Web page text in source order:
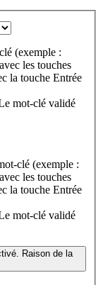
(exemple :
les touches
la touche Entrée
mot-clé validé
clé (exemple :
les touches
la touche Entrée
mot-clé validé
Raison de la